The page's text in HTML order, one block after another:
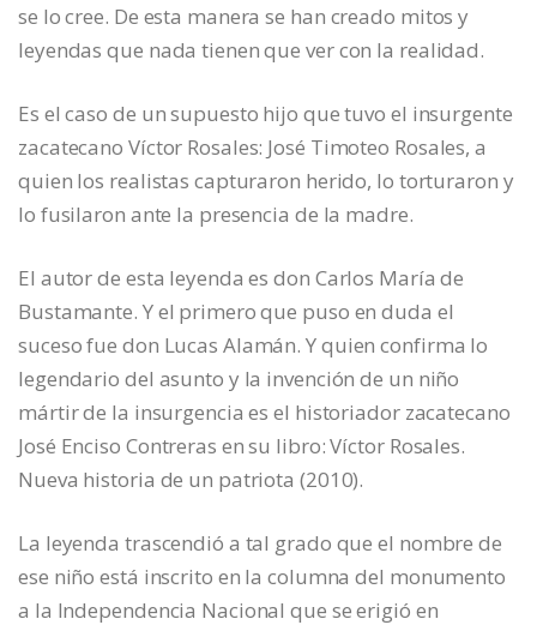
se lo cree. De esta manera se han creado mitos y
leyendas que nada tienen que ver con la realidad.
Es el caso de un supuesto hijo que tuvo el insurgente
zacatecano Víctor Rosales: José Timoteo Rosales, a
quien los realistas capturaron herido, lo torturaron y
lo fusilaron ante la presencia de la madre.
El autor de esta leyenda es don Carlos María de
Bustamante. Y el primero que puso en duda el
suceso fue don Lucas Alamán. Y quien confirma lo
legendario del asunto y la invención de un niño
mártir de la insurgencia es el historiador zacatecano
José Enciso Contreras en su libro: Víctor Rosales.
Nueva historia de un patriota (2010).
La leyenda trascendió a tal grado que el nombre de
ese niño está inscrito en la columna del monumento
a la Independencia Nacional que se erigió en